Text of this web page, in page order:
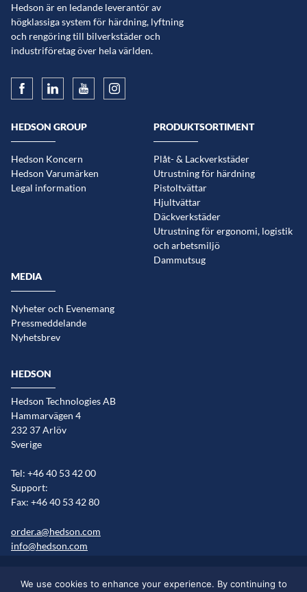
Hedson är en ledande leverantör av
högklassiga system för härdning, lyftning
och rengöring till bilverkstäder och
industriföretag över hela världen.
HEDSON GROUP
Hedson Koncern
Hedson Varumärken
Legal information
PRODUKTSORTIMENT
Plåt- & Lackverkstäder
Utrustning för härdning
Pistoltvättar
Hjultvättar
Däckverkstäder
Utrustning för ergonomi, logistik
och arbetsmiljö
Dammutsug
MEDIA
Nyheter och Evenemang
Pressmeddelande
Nyhetsbrev
HEDSON
Hedson Technologies AB
Hammarvägen 4
232 37 Arlöv
Sverige
Tel: +46 40 53 42 00
Support:
Fax: +46 40 53 42 80
order.a@hedson.com
info@hedson.com
Cookie information Sitemap Marknader/språkversioner
We use cookies to enhance your experience. By continuing to